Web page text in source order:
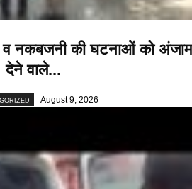
व नकबजनी की घटनाओं को अंजाम
देने वाले...
August 9, 2026